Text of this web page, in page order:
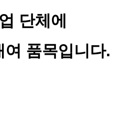
단체에
여 품목입니다.